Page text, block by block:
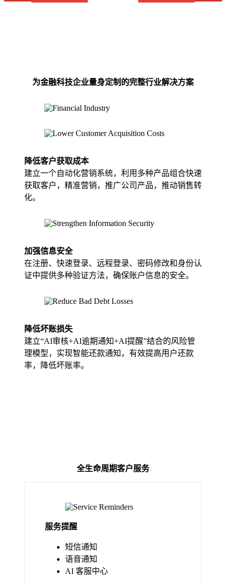
为金融科技企业量身定制的完整行业解决方案
降低客户获取成本
建立一个自动化营销系统，利用多种产品组合快速
获取客户，精准营销，推广公司产品，推动销售转
化。
加强信息安全
在注册、快速登录、远程登录、密码修改和身份认
证中提供多种验证方法，确保账户信息的安全。
降低坏账损失
建立“AI审核+AI逾期通知+AI提醒”结合的风险管
理模型，实现智能还款通知，有效提高用户还款
率，降低坏账率。
全生命周期客户服务
服务提醒
短信通知
语音通知
AI 客服中心